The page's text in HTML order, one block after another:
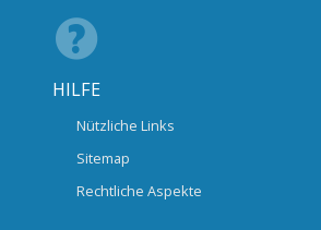
HILFE
Nützliche Links
Sitemap
Rechtliche Aspekte